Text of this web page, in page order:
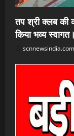
तप श्री क्लब की
किया भव्य
scnnewsindia.com